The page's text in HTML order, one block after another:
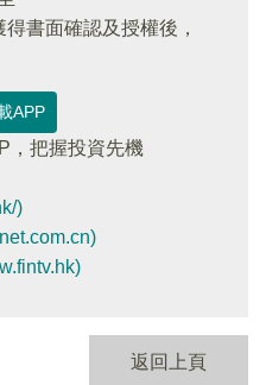
得書面確認及授權後，
APP
，把握投資先機
)
返回上頁